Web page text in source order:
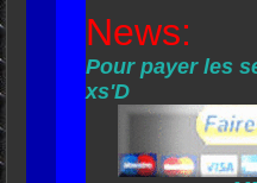
News:
Pour payer les
xs'D